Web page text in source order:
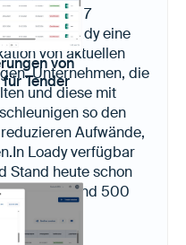
in 17
Loady eine
von aktuellen
Unternehmen, die
und diese mit
so den
Aufwände,
Loady verfügbar
Stand heute schon
und 500
Kanada.
von
Tender